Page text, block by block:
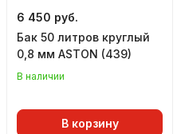
6 450 руб.
Бак 50 литров круглый
0,8 мм ASTON (439)
В наличии
В корзину